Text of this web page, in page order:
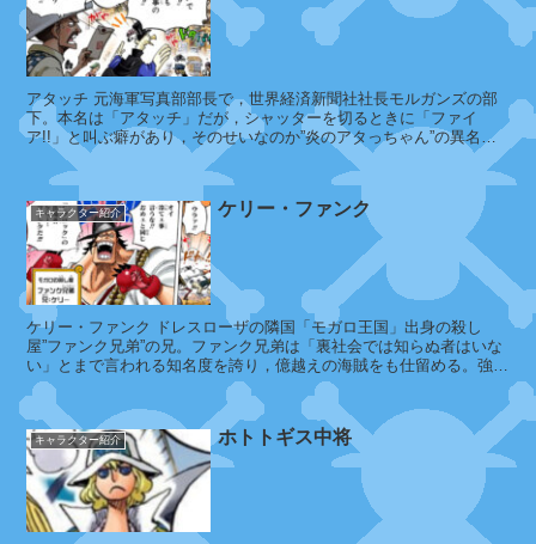
ブ
ル
ド
プ
の
ら
ギ
ツ
ネ
コ
コ
ア
集
ま
っ
た
ル
ー
キ
ー
海
アタッチ 元海軍写真部部長で，世界経済新聞社社長モルガンズの部
下。本名は「アタッチ」だが，シャッターを切るときに「ファイ
ア!!」と叫ぶ癖があり，そのせいなのか”炎のアタっちゃん”の異名を
持つ。海軍写真部部長時...
キャラクター紹介 ケリー・ファンク
ケリー・ファンク ドレスローザの隣国「モガロ王国」出身の殺し
屋”ファンク兄弟”の兄。ファンク兄弟は「裏社会では知らぬ者はいな
い」とまで言われる知名度を誇り，億越えの海賊をも仕留める。強靭
で巨漢であるにも関わらず臆病な...
キャラクター紹介 ホトトギス中将